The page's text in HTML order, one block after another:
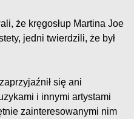
że kręgosłup Martina Joe
jedni twierdzili, że był
się ani
i innymi artystami
zainteresowanymi nim